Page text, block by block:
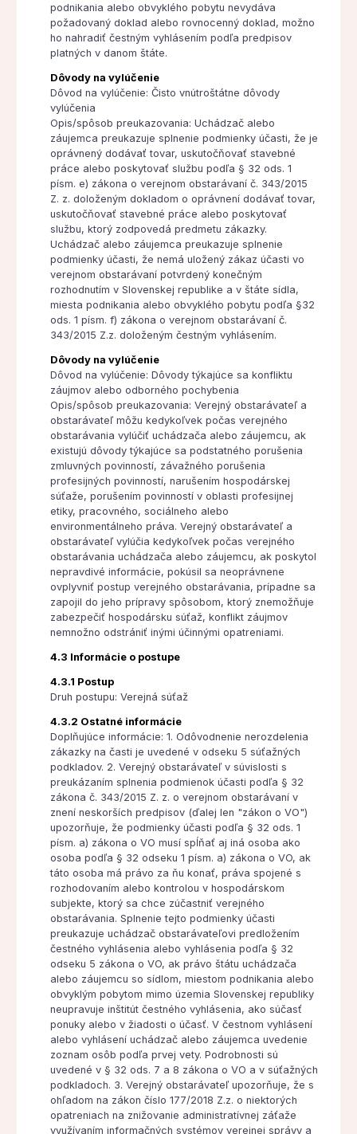
podnikania alebo obvyklého pobytu nevydáva
požadovaný doklad alebo rovnocenný doklad, možno
ho nahradiť čestným vyhlásením podľa predpisov
platných v danom štáte.
Dôvody na vylúčenie
Dôvod na vylúčenie: Čisto vnútroštátne dôvody
vylúčenia
Opis/spôsob preukazovania: Uchádzač alebo
záujemca preukazuje splnenie podmienky účasti, že je
oprávnený dodávať tovar, uskutočňovať stavebné
práce alebo poskytovať službu podľa § 32 ods. 1
písm. e) zákona o verejnom obstarávaní č. 343/2015
Z. z. doloženým dokladom o oprávnení dodávať tovar,
uskutočňovať stavebné práce alebo poskytovať
službu, ktorý zodpovedá predmetu zákazky.
Uchádzač alebo záujemca preukazuje splnenie
podmienky účasti, že nemá uložený zákaz účasti vo
verejnom obstarávaní potvrdený konečným
rozhodnutím v Slovenskej republike a v štáte sídla,
miesta podnikania alebo obvyklého pobytu podľa §32
ods. 1 písm. f) zákona o verejnom obstarávaní č.
343/2015 Z.z. doloženým čestným vyhlásením.
Dôvody na vylúčenie
Dôvod na vylúčenie: Dôvody týkajúce sa konfliktu
záujmov alebo odborného pochybenia
Opis/spôsob preukazovania: Verejný obstarávateľ a
obstarávateľ môžu kedykoľvek počas verejného
obstarávania vylúčiť uchádzača alebo záujemcu, ak
existujú dôvody týkajúce sa podstatného porušenia
zmluvných povinností, závažného porušenia
profesijných povinností, narušením hospodárskej
súťaže, porušením povinností v oblasti profesijnej
etiky, pracovného, sociálneho alebo
environmentálneho práva. Verejný obstarávateľ a
obstarávateľ vylúčia kedykoľvek počas verejného
obstarávania uchádzača alebo záujemcu, ak poskytol
nepravdivé informácie, pokúsil sa neoprávnene
ovplyvniť postup verejného obstarávania, prípadne sa
zapojil do jeho prípravy spôsobom, ktorý znemožňuje
zabezpečiť hospodársku súťaž, konflikt záujmov
nemnožno odstrániť inými účinnými opatreniami.
4.3 Informácie o postupe
4.3.1 Postup
Druh postupu: Verejná súťaž
4.3.2 Ostatné informácie
Doplňujúce informácie: 1. Odôvodnenie nerozdelenia
zákazky na časti je uvedené v odseku 5 súťažných
podkladov. 2. Verejný obstarávateľ v súvislosti s
preukázaním splnenia podmienok účasti podľa § 32
zákona č. 343/2015 Z. z. o verejnom obstarávaní v
znení neskorších predpisov (ďalej len "zákon o VO")
upozorňuje, že podmienky účasti podľa § 32 ods. 1
písm. a) zákona o VO musí spĺňať aj iná osoba ako
osoba podľa § 32 odseku 1 písm. a) zákona o VO, ak
táto osoba má právo za ňu konať, práva spojené s
rozhodovaním alebo kontrolou v hospodárskom
subjekte, ktorý sa chce zúčastniť verejného
obstarávania. Splnenie tejto podmienky účasti
preukazuje uchádzač obstarávateľovi predložením
čestného vyhlásenia alebo vyhlásenia podľa § 32
odseku 5 zákona o VO, ak právo štátu uchádzača
alebo záujemcu so sídlom, miestom podnikania alebo
obvyklým pobytom mimo územia Slovenskej republiky
neupravuje inštitút čestného vyhlásenia, ako súčasť
ponuky alebo v žiadosti o účasť. V čestnom vyhlásení
alebo vyhlásení uchádzač alebo záujemca uvedenie
zoznam osôb podľa prvej vety. Podrobnosti sú
uvedené v § 32 ods. 7 a 8 zákona o VO a v súťažných
podkladoch. 3. Verejný obstarávateľ upozorňuje, že s
ohľadom na zákon číslo 177/2018 Z.z. o niektorých
opatreniach na znižovanie administratívnej záťaže
využívaním informačných systémov verejnej správy a